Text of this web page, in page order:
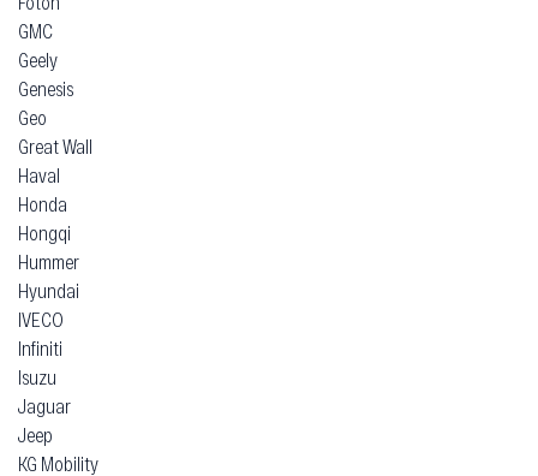
GMC
Geely
Genesis
Geo
Great Wall
Haval
Honda
Hongqi
Hummer
Hyundai
IVECO
Infiniti
Isuzu
Jaguar
Jeep
KG Mobility